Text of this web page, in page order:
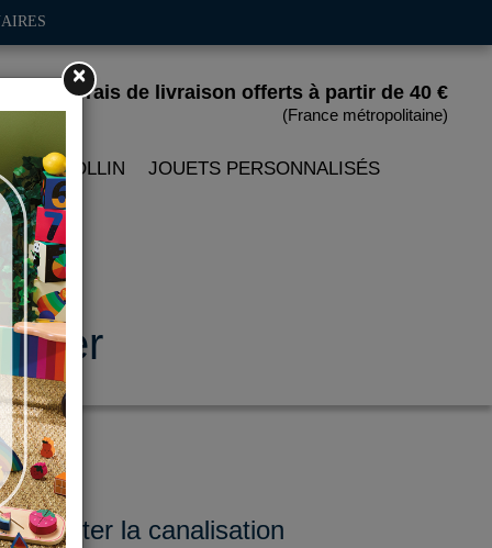
Frais de livraison offerts à partir de 40 €
(France métropolitaine)
PETITCOLLIN JOUETS PERSONNALISÉS
la canalisation
×